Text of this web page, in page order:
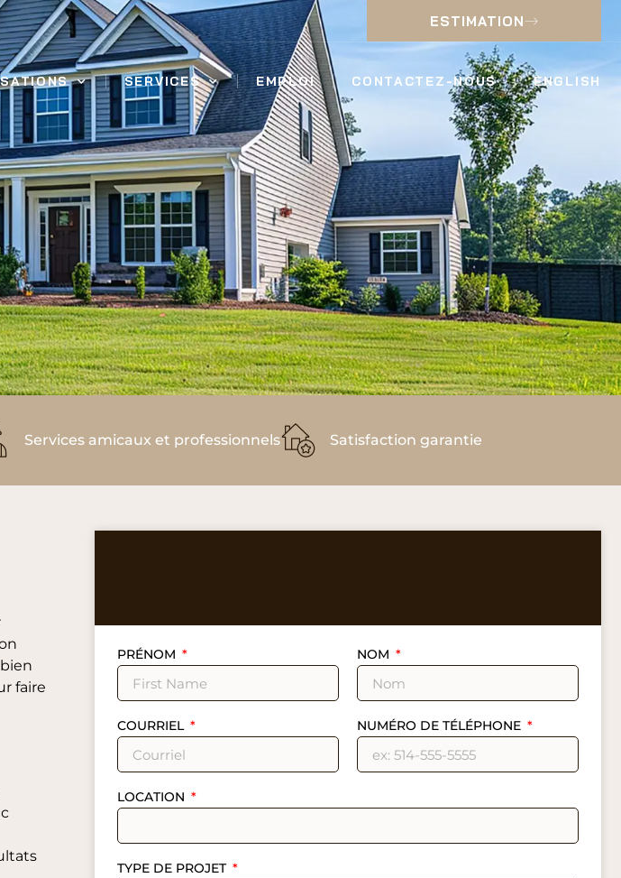
ESTIMATION
SERVICES EMPLOI CONTACTEZ-NOUS ENGLISH
Services amicaux et professionnels Satisfaction garantie
faire
PRÉNOM NOM
COURRIEL NUMÉRO DE TÉLÉPHONE
LOCATION
TYPE DE PROJET